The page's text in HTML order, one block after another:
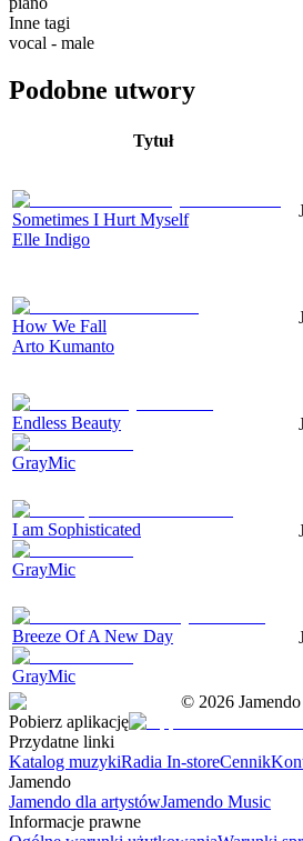
Inne tagi
vocal - male
Podobne utwory
Tytuł
Sometimes I Hurt Myself
Elle Indigo
How We Fall
Arto Kumanto
Endless Beauty
GrayMic
I am Sophisticated
GrayMic
Breeze Of A New Day
GrayMic
© 2026
Pobierz aplikację
Przydatne linki
Katalog muzykiRadia In-storeCennik
Jamendo
Jamendo dla artystówJamendo Music
Informacje prawne